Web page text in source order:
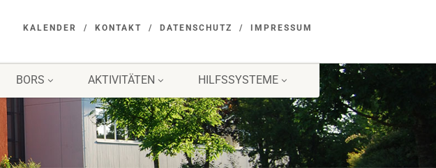
KALENDER KONTAKT DATENSCHUTZ IMPRESSUM
BORS AKTIVITÄTEN HILFSSYSTEME